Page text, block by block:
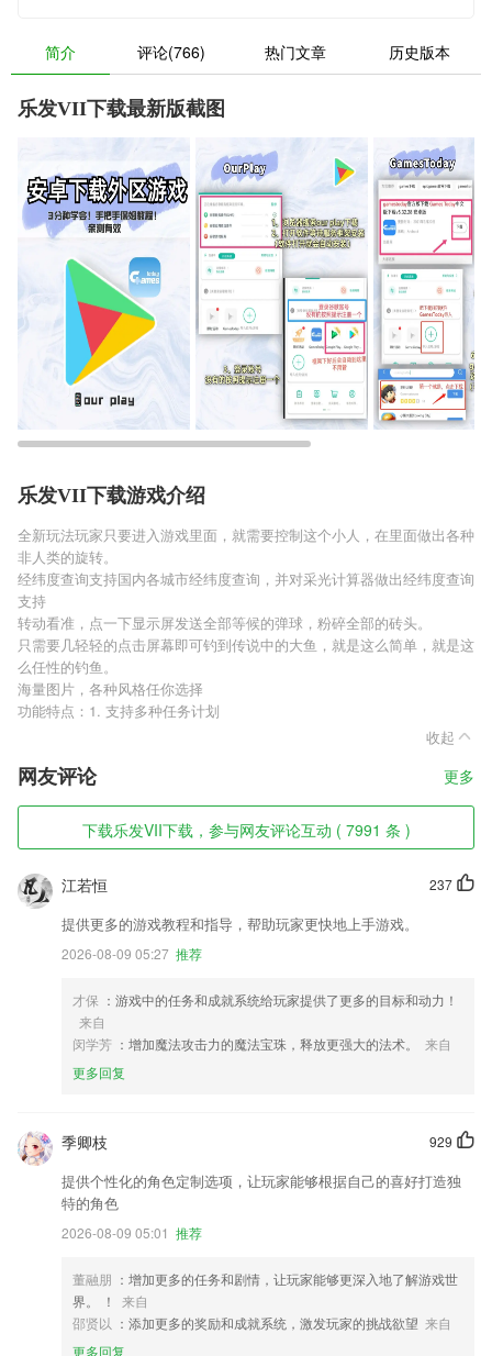
简介 评论(766) 热门文章 历史版本
乐发VII下载最新版截图
乐发VII下载游戏介绍
全新玩法玩家只要进入游戏里面，就需要控制这个小人，在里面做出各种
非人类的旋转。
经纬度查询支持国内各城市经纬度查询，并对采光计算器做出经纬度查询
支持
转动看准，点一下显示屏发送全部等候的弹球，粉碎全部的砖头。
只需要几轻轻的点击屏幕即可钓到传说中的大鱼，就是这么简单，就是这
么任性的钓鱼。
海量图片，各种风格任你选择
功能特点：1. 支持多种任务计划
收起
网友评论 更多
下载乐发VII下载，参与网友评论互动 ( 7991 条 )
237
江若恒
提供更多的游戏教程和指导，帮助玩家更快地上手游戏。
2026-08-09 05:27 推荐
才保 ：游戏中的任务和成就系统给玩家提供了更多的目标和动力！
来自
闵学芳 ：增加魔法攻击力的魔法宝珠，释放更强大的法术。
来自
更多回复
929
季卿枝
提供个性化的角色定制选项，让玩家能够根据自己的喜好打造独
特的角色
2026-08-09 05:01 推荐
董融朋 ：增加更多的任务和剧情，让玩家能够更深入地了解游戏世
界。 ！
来自
邵贤以 ：添加更多的奖励和成就系统，激发玩家的挑战欲望 来自
更多回复